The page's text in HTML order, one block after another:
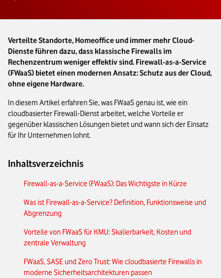
Verteilte Standorte, Homeoffice und immer mehr Cloud-
Dienste führen dazu, dass klassische Firewalls im
Rechenzentrum weniger effektiv sind. Firewall-as-a-Service
(FWaaS) bietet einen modernen Ansatz: Schutz aus der Cloud,
ohne eigene Hardware.
In diesem Artikel erfahren Sie, was FWaaS genau ist, wie ein
cloudbasierter Firewall-Dienst arbeitet, welche Vorteile er
gegenüber klassischen Lösungen bietet und wann sich der Einsatz
für Ihr Unternehmen lohnt.
Inhaltsverzeichnis
Firewall-as-a-Service (FWaaS): Das Wichtigste in Kürze
Was ist Firewall-as-a-Service? Definition, Funktionsweise und
Abgrenzung
Vorteile von FWaaS für KMU: Skalierbarkeit, Kosten und
zentrale Verwaltung
FWaaS, SASE und Zero Trust: Wie cloudbasierte Firewalls in
moderne Sicherheitsarchitekturen passen